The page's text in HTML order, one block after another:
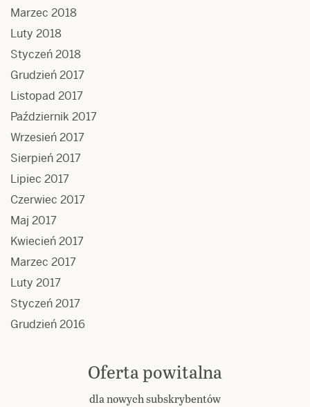
Marzec 2018
Luty 2018
Styczeń 2018
Grudzień 2017
Listopad 2017
Październik 2017
Wrzesień 2017
Sierpień 2017
Lipiec 2017
Czerwiec 2017
Maj 2017
Kwiecień 2017
Marzec 2017
Luty 2017
Styczeń 2017
Grudzień 2016
Oferta powitalna
dla nowych subskrybentów